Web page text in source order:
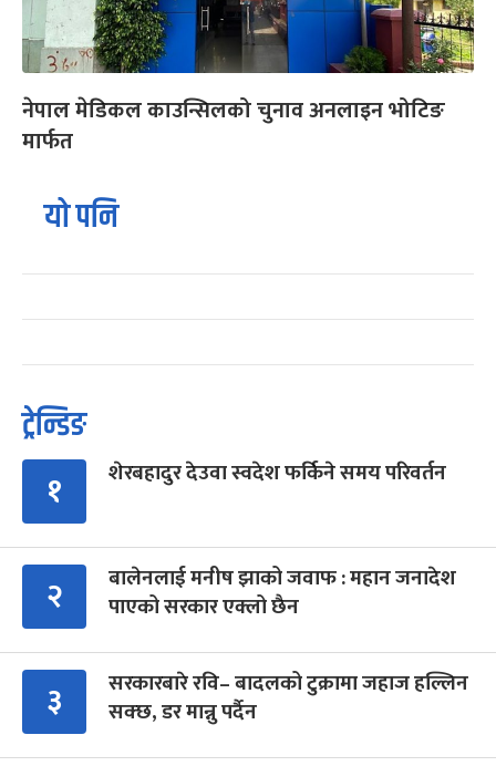
नेपाल मेडिकल काउन्सिलको चुनाव अनलाइन भोटिङ
मार्फत
यो पनि
ट्रेन्डिङ
१ शेरबहादुर देउवा स्वदेश फर्किने समय परिवर्तन
२
बालेनलाई मनीष झाको जवाफ : महान जनादेश
पाएको सरकार एक्लो छैन
३
सरकारबारे रवि– बादलको टुक्रामा जहाज हल्लिन
सक्छ, डर मान्नु पर्दैन